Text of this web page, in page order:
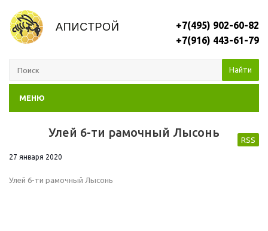
+7(495) 902-60-82
+7(916) 443-61-79
Найти
МЕНЮ
Улей 6-ти рамочный Лысонь
RSS
27 января 2020
Улей 6-ти рамочный Лысонь